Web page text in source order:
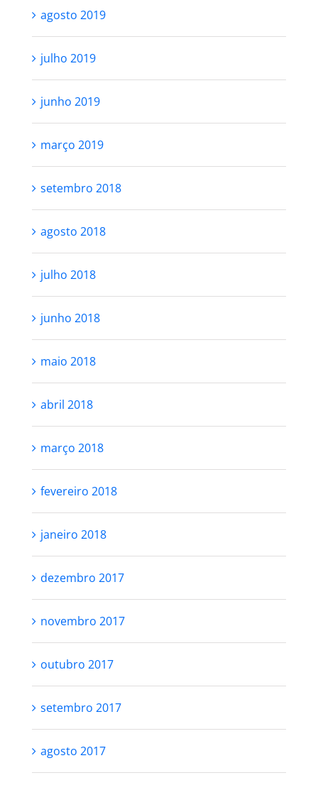
agosto 2019
julho 2019
junho 2019
março 2019
setembro 2018
agosto 2018
julho 2018
junho 2018
maio 2018
abril 2018
março 2018
fevereiro 2018
janeiro 2018
dezembro 2017
novembro 2017
outubro 2017
setembro 2017
agosto 2017